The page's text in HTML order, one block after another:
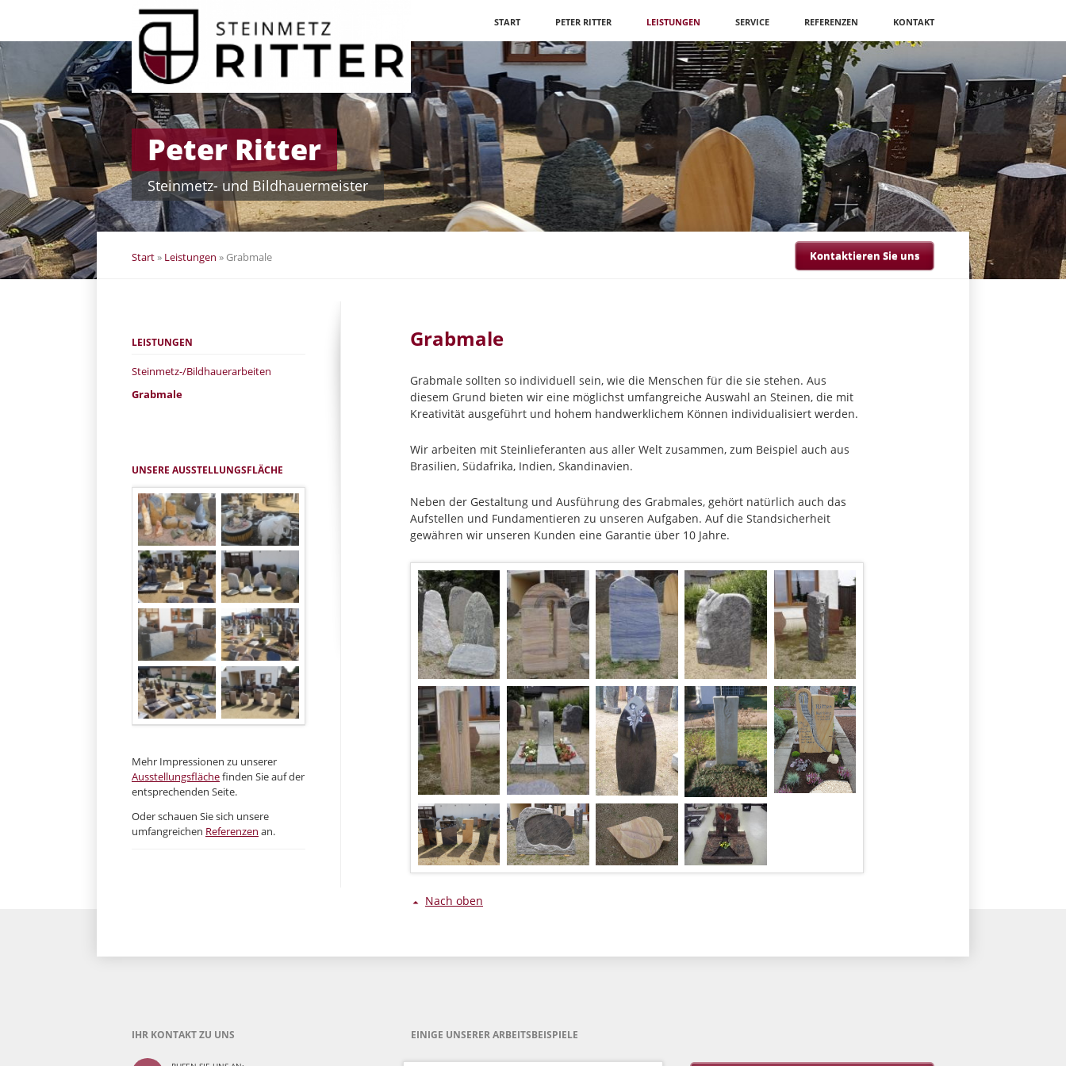
überspringen
START PETER RITTER LEISTUNGEN SERVICE REFERENZEN KONTAKT
Navigation
überspringen
Peter Ritter
Steinmetz- und Bildhauermeister
Start» Leistungen » Grabmale Kontaktieren Sie uns
Navigation
LEISTUNGEN
Steinmetz-/Bildhauerarbeiten
Grabmale
UNSERE AUSSTELLUNGSFLÄCHE
Mehr Impressionen zu unserer
Ausstellungsflächefinden Sie auf der
entsprechenden Seite.
Oder schauen Sie sich unsere
umfangreichen Referenzen an.
Grabmale
Grabmale sollten so individuell sein, wie die Menschen für die sie stehen. Aus
diesem Grund bieten wir eine möglichst umfangreiche Auswahl an Steinen, die mit
Kreativität ausgeführt und hohem handwerklichem Können individualisiert werden.
Wir arbeiten mit Steinlieferanten aus aller Welt zusammen, zum Beispiel auch aus
Brasilien, Südafrika, Indien, Skandinavien.
Neben der Gestaltung und Ausführung des Grabmales, gehört natürlich auch das
Aufstellen und Fundamentieren zu unseren Aufgaben. Auf die Standsicherheit
gewähren wir unseren Kunden eine Garantie über 10 Jahre.
Nach oben
IHR KONTAKT ZU UNS EINIGE UNSERER ARBEITSBEISPIELE